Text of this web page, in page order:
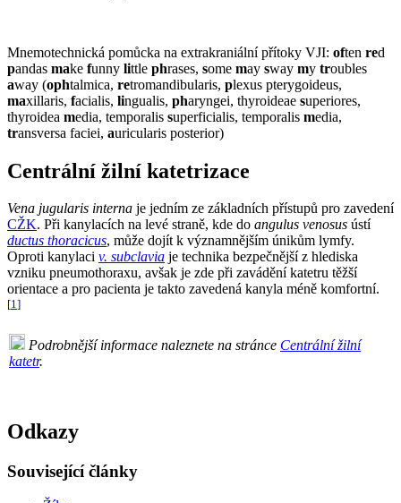
Mnemotechnická pomůcka na extrakraniální přítoky VJI: often red
pandas make funny little phrases, some may sway my troubles
away (ophtalmica, retromandibularis, plexus pterygoideus,
maxillaris, facialis, lingualis, pharyngei, thyroideae superiores,
thyroidea media, temporalis superficialis, temporalis media,
transversa faciei, auricularis posterior)
Centrální žilní katetrizace
Vena jugularis interna je jedním ze základních přístupů pro zavedení
CŽK. Při kanylacích na levé straně, kde do angulus venosus ústí
ductus thoracicus, může dojít k významnějším únikům lymfy.
Oproti kanylaci v. subclavia je technika bezpečnější z hlediska
vzniku pneumothoraxu, avšak je zde při zavádění katetru těžší
orientace a pro pacienta je takto zavedená kanyla méně komfortní.
[1]
Podrobnější informace naleznete na stránce Centrální žilní
katetr.
Odkazy
Související články